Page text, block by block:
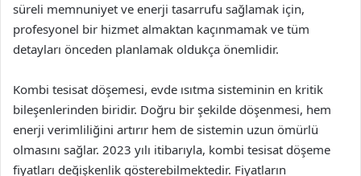
süreli memnuniyet ve enerji tasarrufu sağlamak için,
profesyonel bir hizmet almaktan kaçınmamak ve tüm
detayları önceden planlamak oldukça önemlidir.
Kombi tesisat döşemesi, evde ısıtma sisteminin en kritik
bileşenlerinden biridir. Doğru bir şekilde döşenmesi, hem
enerji verimliliğini artırır hem de sistemin uzun ömürlü
olmasını sağlar. 2023 yılı itibarıyla, kombi tesisat döşeme
fiyatları değişkenlik gösterebilmektedir. Fiyatların